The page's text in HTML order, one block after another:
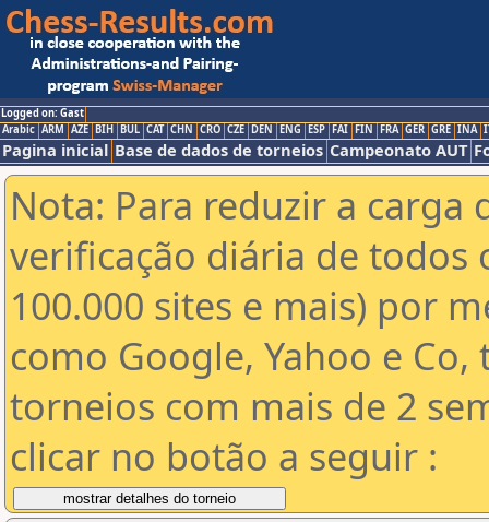
Logged on: Gast
Arabic ARM AZE BIH BUL CAT CHN CRO CZE DEN ENG ESP FAI FIN FRA GER GRE INA
Pagina inicial Base de dados de torneios Campeonato AUT
Nota: Para reduzir a carga
verificação diária de todos
100.000 sites e mais) por
como Google, Yahoo e
torneios com mais de 2
clicar no botão a seguir :